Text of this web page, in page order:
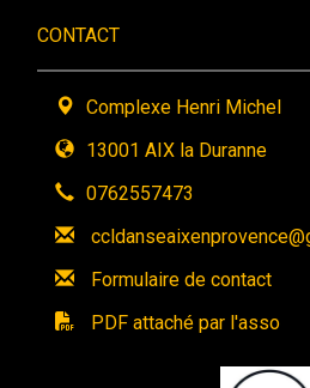
CONTACT
Complexe Henri Michel
13001 AIX la Duranne
0762557473
Formulaire de contact
PDF attaché par l'asso